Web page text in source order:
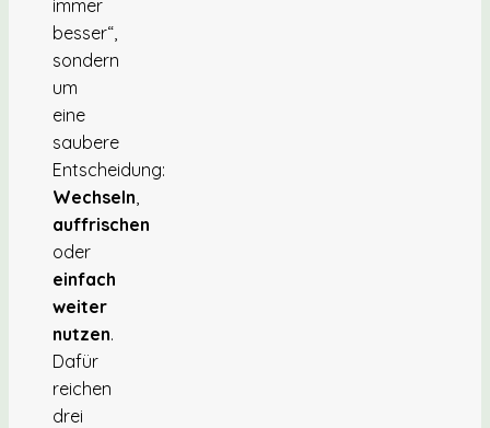
immer
besser“,
sondern
um
eine
saubere
Entscheidung:
Wechseln
auffrischen
oder
einfach
weiter
nutzen.
Dafür
reichen
drei